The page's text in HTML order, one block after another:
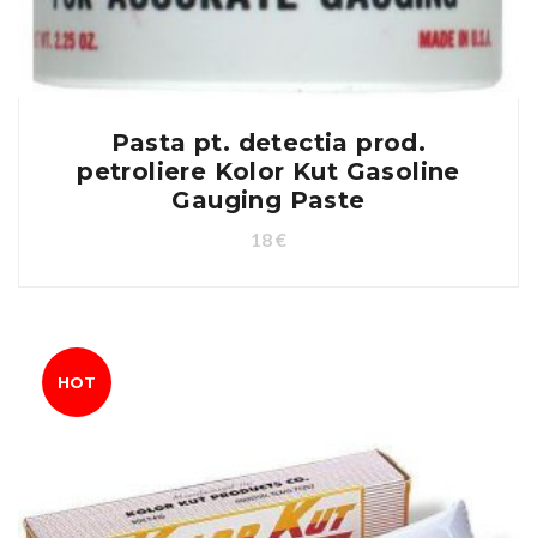
Pasta pt. detectia prod.
petroliere Kolor Kut Gasoline
Gauging Paste
18€
HOT